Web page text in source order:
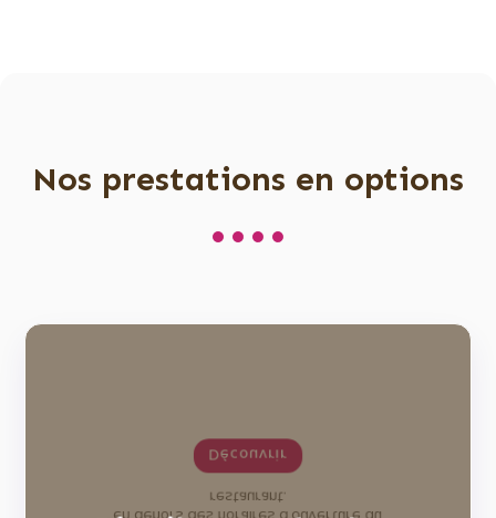
Nos prestations en options
restaurant.
Découvrir